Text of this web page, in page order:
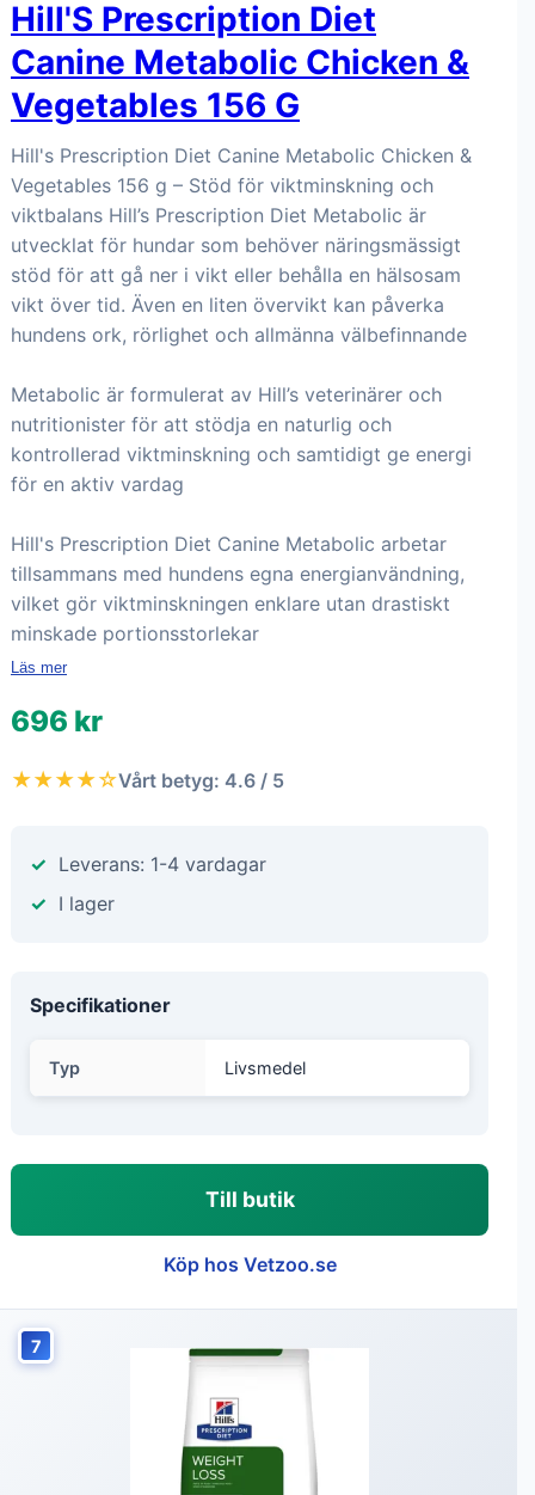
Hill'S Prescription Diet
Canine Metabolic Chicken &
Vegetables 156 G
Hill's Prescription Diet Canine Metabolic Chicken &
Vegetables 156 g – Stöd för viktminskning och
viktbalans Hill’s Prescription Diet Metabolic är
utvecklat för hundar som behöver näringsmässigt
stöd för att gå ner i vikt eller behålla en hälsosam
vikt över tid. Även en liten övervikt kan påverka
hundens ork, rörlighet och allmänna välbefinnande
Metabolic är formulerat av Hill’s veterinärer och
nutritionister för att stödja en naturlig och
kontrollerad viktminskning och samtidigt ge energi
för en aktiv vardag
Hill's Prescription Diet Canine Metabolic arbetar
tillsammans med hundens egna energianvändning,
vilket gör viktminskningen enklare utan drastiskt
minskade portionsstorlekar
Läs mer
696 kr
★★★★☆Vårt betyg: 4.6 / 5
Leverans: 1-4 vardagar
I lager
Specifikationer
Typ Livsmedel
Till butik
Köp hos Vetzoo.se
7